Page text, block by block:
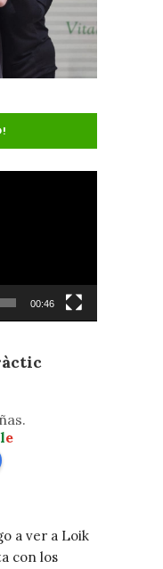
00:46
le
a ver a Loik
con los